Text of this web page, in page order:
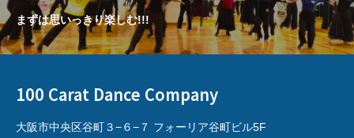
まずは思いっきり楽しむ!!!
100 Carat Dance Company
大阪市中央区谷町３−６−７ フォーリア谷町ビル5F